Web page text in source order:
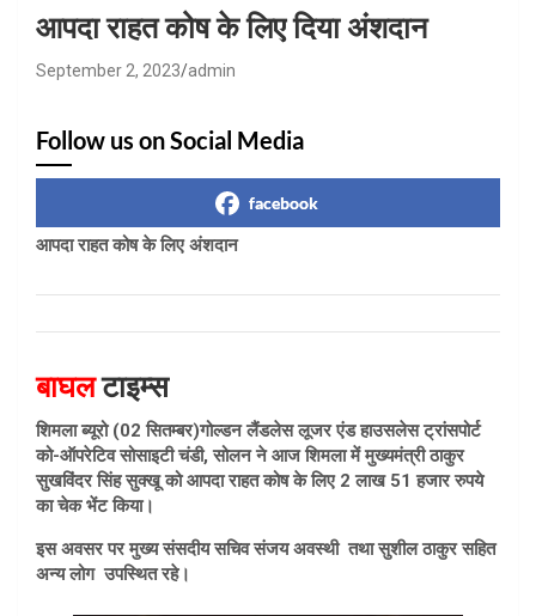
आपदा राहत कोष के लिए दिया अंशदान
September 2, 2023 admin
Follow us on Social Media
facebook
आपदा राहत कोष के लिए अंशदान
बाघलटाइम्स
शिमला ब्यूरो (02 सितम्बर)गोल्डन लैंडलेस लूजर एंड हाउसलेस ट्रांसपोर्ट
को-ऑपरेटिव सोसाइटी चंडी, सोलन ने आज शिमला में मुख्यमंत्री ठाकुर
सुखविंदर सिंह सुक्खू को आपदा राहत कोष के लिए 2 लाख 51 हजार रुपये
का चेक भेंट किया।
इस अवसर पर मुख्य संसदीय सचिव संजय अवस्थी तथा सुशील ठाकुर सहित
अन्य लोग उपस्थित रहे।